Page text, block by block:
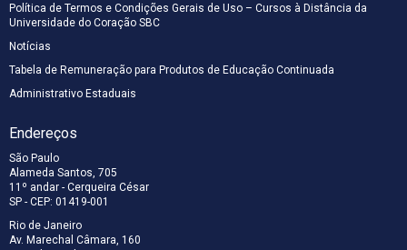
Política de Termos e Condições Gerais de Uso – Cursos à Distância da
Universidade do Coração SBC
Notícias
Tabela de Remuneração para Produtos de Educação Continuada
Administrativo Estaduais
Endereços
São Paulo
Alameda Santos, 705
11º andar - Cerqueira César
SP - CEP: 01419-001
Rio de Janeiro
Av. Marechal Câmara, 160